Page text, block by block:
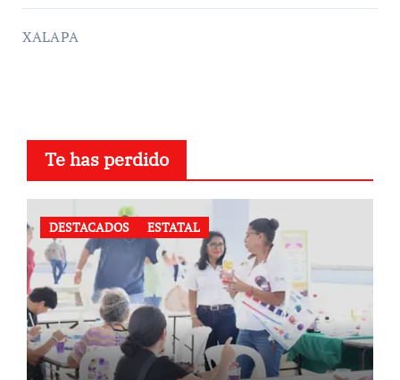
XALAPA
Te has perdido
DESTACADOS ESTATAL